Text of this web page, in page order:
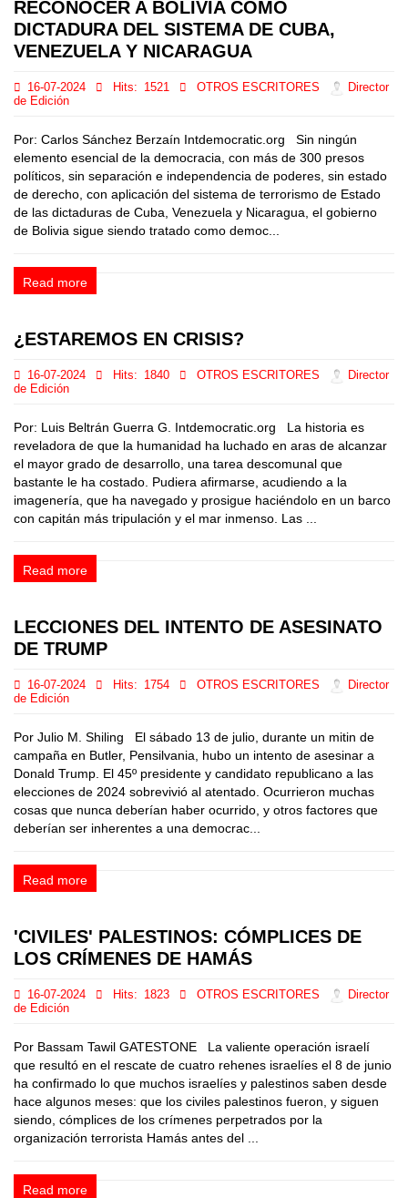
RECONOCER A BOLIVIA COMO
DICTADURA DEL SISTEMA DE CUBA,
VENEZUELA Y NICARAGUA
16-07-2024 Hits: 1521 OTROS ESCRITORES
Director
de Edición
Por: Carlos Sánchez Berzaín Intdemocratic.org Sin ningún
elemento esencial de la democracia, con más de 300 presos
políticos, sin separación e independencia de poderes, sin estado
de derecho, con aplicación del sistema de terrorismo de Estado
de las dictaduras de Cuba, Venezuela y Nicaragua, el gobierno
de Bolivia sigue siendo tratado como democ...
Read more
¿ESTAREMOS EN CRISIS?
16-07-2024 Hits: 1840 OTROS ESCRITORES
Director
de Edición
Por: Luis Beltrán Guerra G. Intdemocratic.org La historia es
reveladora de que la humanidad ha luchado en aras de alcanzar
el mayor grado de desarrollo, una tarea descomunal que
bastante le ha costado. Pudiera afirmarse, acudiendo a la
imagenería, que ha navegado y prosigue haciéndolo en un barco
con capitán más tripulación y el mar inmenso. Las ...
Read more
LECCIONES DEL INTENTO DE ASESINATO
DE TRUMP
16-07-2024 Hits: 1754 OTROS ESCRITORES
Director
de Edición
Por Julio M. Shiling El sábado 13 de julio, durante un mitin de
campaña en Butler, Pensilvania, hubo un intento de asesinar a
Donald Trump. El 45º presidente y candidato republicano a las
elecciones de 2024 sobrevivió al atentado. Ocurrieron muchas
cosas que nunca deberían haber ocurrido, y otros factores que
deberían ser inherentes a una democrac...
Read more
'CIVILES' PALESTINOS: CÓMPLICES DE
LOS CRÍMENES DE HAMÁS
16-07-2024 Hits: 1823 OTROS ESCRITORES
Director
de Edición
Por Bassam Tawil GATESTONE La valiente operación israelí
que resultó en el rescate de cuatro rehenes israelíes el 8 de junio
ha confirmado lo que muchos israelíes y palestinos saben desde
hace algunos meses: que los civiles palestinos fueron, y siguen
siendo, cómplices de los crímenes perpetrados por la
organización terrorista Hamás antes del ...
Read more